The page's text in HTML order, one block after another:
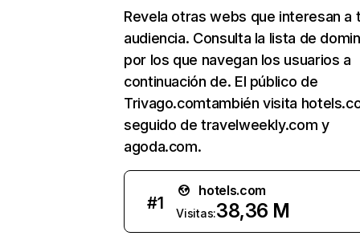
Revela otras webs que interesan a
audiencia. Consulta la lista de
por los que navegan los usuarios a
continuación de. El público de
Trivago.comtambién visita
seguido de travelweekly.com y
agoda.com.
#1
hotels.com
Visitas:38,36 M